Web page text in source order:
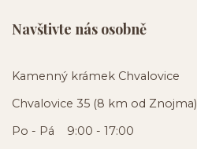
Navštivte nás osobně
Kamenný krámek Chvalovice
Chvalovice 35 (8 km od Znojma)
Po - Pá 9:00 - 17:00